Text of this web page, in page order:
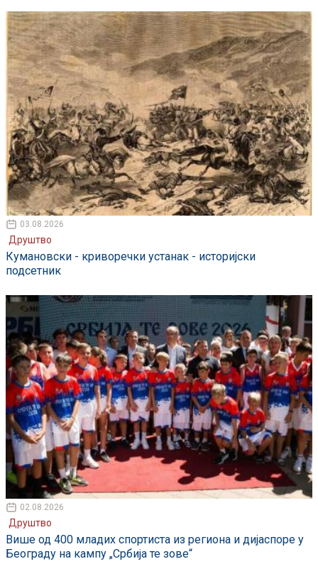
03.08.2026
Друштво
Кумановски - криворечки устанак - историјски
подсетник
02.08.2026
Друштво
Више од 400 младих спортиста из региона и дијаспоре у
Београду на кампу „Србија те зове“